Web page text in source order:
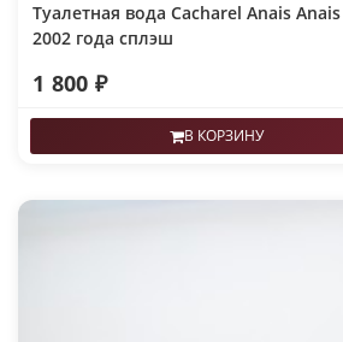
Туалетная вода Cacharel Anais
2002 года сплэш
1 800 ₽
В КОРЗИНУ